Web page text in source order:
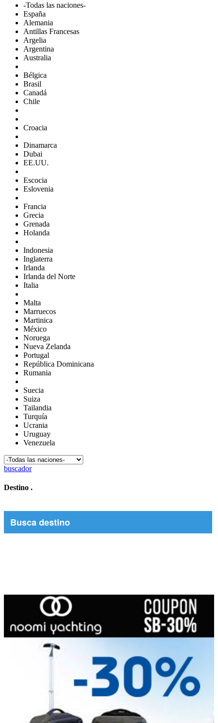
-Todas las naciones-
España
Alemania
Antillas Francesas
Argelia
Argentina
Australia
Bélgica
Brasil
Canadá
Chile
Croacia
Dinamarca
Dubai
EE.UU.
Escocia
Eslovenia
Francia
Grecia
Grenada
Holanda
Indonesia
Inglaterra
Irlanda
Irlanda del Norte
Italia
Malta
Marruecos
Martinica
México
Noruega
Nueva Zelanda
Portugal
República Dominicana
Rumania
Suecia
Suiza
Tailandia
Turquía
Ucrania
Uruguay
Venezuela
buscador
Destino .